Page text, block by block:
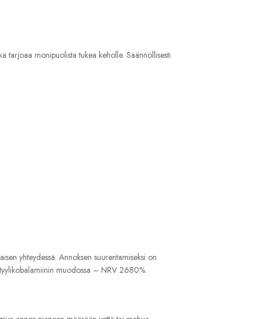
tarjoaa monipuolista tukea keholle. Säännöllisesti
yhteydessä. Annoksen suurentamiseksi on
muodossa – NRV 2680%.